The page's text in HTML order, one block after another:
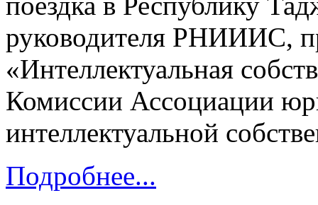
руководителя РНИИИС,
«Интеллектуальная
Комиссии Ассоциации
интеллектуальной
Подробнее...